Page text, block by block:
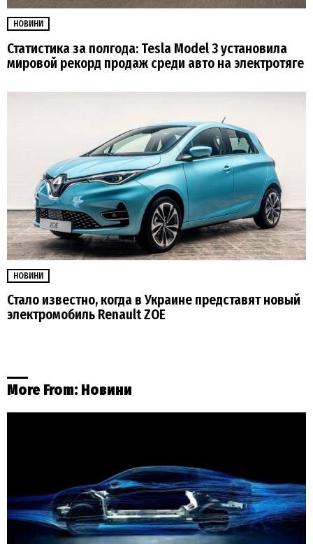
НОВИНИ
Статистика за полгода: Tesla Model 3 установила
мировой рекорд продаж среди авто на электротяге
НОВИНИ
Стало известно, когда в Украине представят новый
электромобиль Renault ZOE
More From: Новини